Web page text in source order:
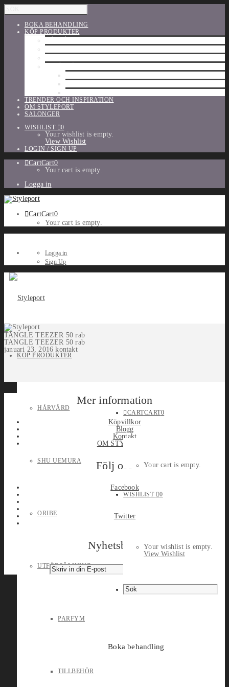
BOKA BEHANDLING
KÖP PRODUKTER
TRENDER OCH INSPIRATION
OM STYLEPORT
SALONGER
WISHLIST
0
Your wishlist is empty.
View Wishlist
LOGIN / SIGN UP
CartCart0
Your cart is empty.
Logga in
CartCart0
Your cart is empty.
Logga in
Sign Up
KÖP PRODUKTER
HÅRVÅRD
SHU UEMURA
ORIBE
UTFÖRSÄLJNING
PARFYM
TILLBEHÖR
CARTCART0
Your cart is empty.
WISHLIST 0
Your wishlist is empty.
View Wishlist
Boka behandling
TANGLE TEEZER 50 rab
TANGLE TEEZER 50 rab
januari 23, 2016 kontakt
Mer information
Köpvillkor
Blogg
Kontakt
OM STYLEPORT
Följ oss
Facebook
Twitter
Nyhetsbrev